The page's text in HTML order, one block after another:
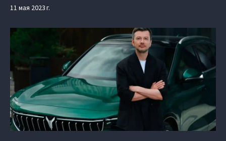
11 мая 2023 г.